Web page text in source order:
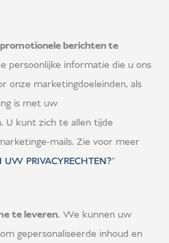
berichten te
persoonlijke informatie die u ons
onze marketingdoeleinden, als
is met uw
U kunt zich te allen tijde
mails. Zie voor meer
UW PRIVACYRECHTEN?"
te leveren. We kunnen uw
gepersonaliseerde inhoud en